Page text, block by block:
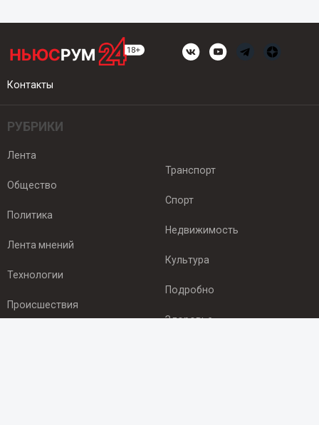
Контакты
РУБРИКИ
Лента
Общество
Политика
Лента мнений
Технологии
Происшествия
Транспорт
Спорт
Недвижимость
Культура
Подробно
Здоровье